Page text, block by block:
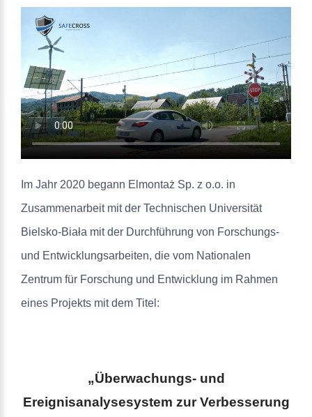
Im Jahr 2020 begann Elmontaż Sp. z o.o. in
Zusammenarbeit mit der Technischen Universität
Bielsko-Biała mit der Durchführung von Forschungs-
und Entwicklungsarbeiten, die vom Nationalen
Zentrum für Forschung und Entwicklung im Rahmen
eines Projekts mit dem Titel:
„Überwachungs- und
Ereignisanalysesystem zur Verbesserung